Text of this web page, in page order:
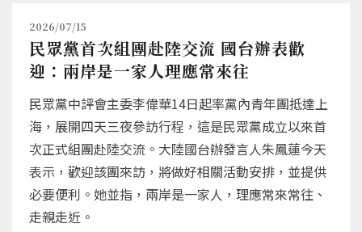
2026/07/15
民眾黨首次組團赴陸交流 國台辦表歡
迎：兩岸是一家人理應常來往
民眾黨中評會主委李偉華14日起率黨內青年團抵達上
海，展開四天三夜參訪行程，這是民眾黨成立以來首
次正式組團赴陸交流。大陸國台辦發言人朱鳳蓮今天
表示，歡迎該團來訪，將做好相關活動安排，並提供
必要便利。她並指，兩岸是一家人，理應常來常往、
走親走近。